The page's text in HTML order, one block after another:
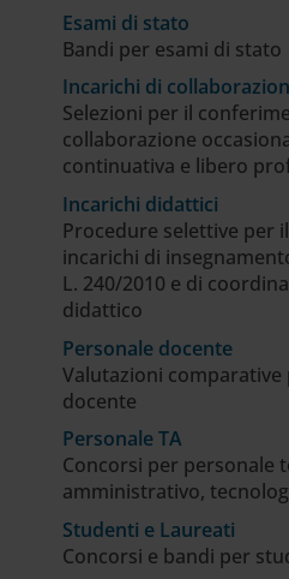
Esami di stato
Bandi per esami di stato
Incarichi di
Selezioni per il
collaborazione
continuativa e libero
Incarichi didattici
Procedure selettive per
incarichi di
L. 240/2010 e di
didattico
Personale docente
Valutazioni comparative
docente
Personale TA
Concorsi per personale
amministrativo,
Studenti e Laureati
Concorsi e bandi per